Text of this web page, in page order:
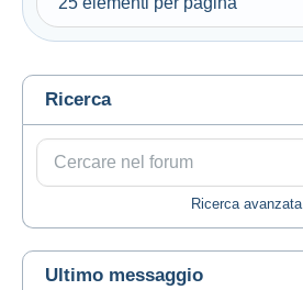
Ricerca
Ricerca avanzata
Ultimo messaggio